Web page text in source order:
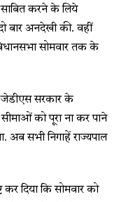
साबित करने के लिये
बार अनदेखी की. वहीं
सोमवार तक के
जेडीएस सरकार के
सीमाओं को पूरा ना कर पाने
अब सभी निगाहें राज्यपाल
दिया कि सोमवार को